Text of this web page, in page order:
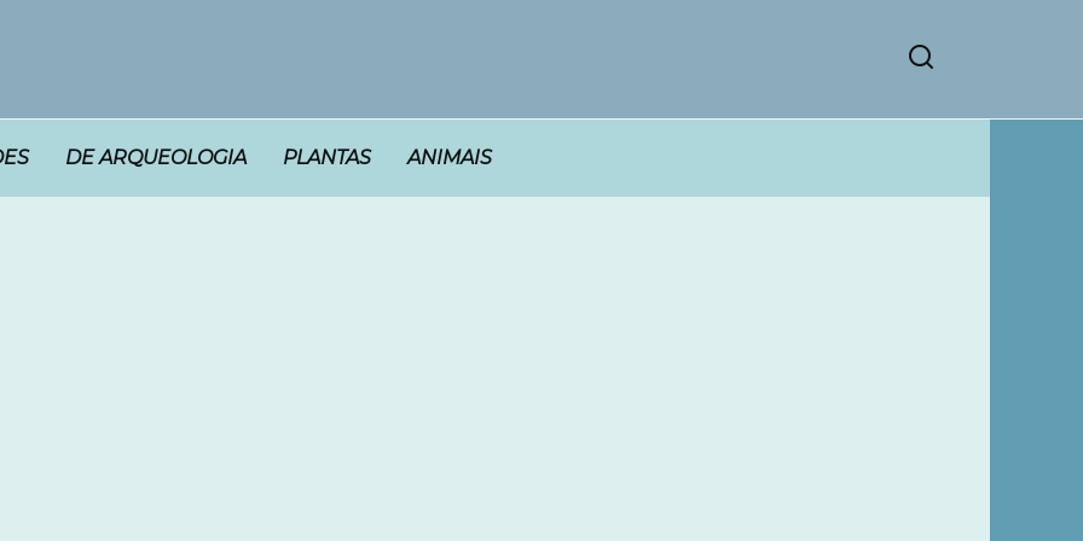
DE ARQUEOLOGIA PLANTAS ANIMAIS